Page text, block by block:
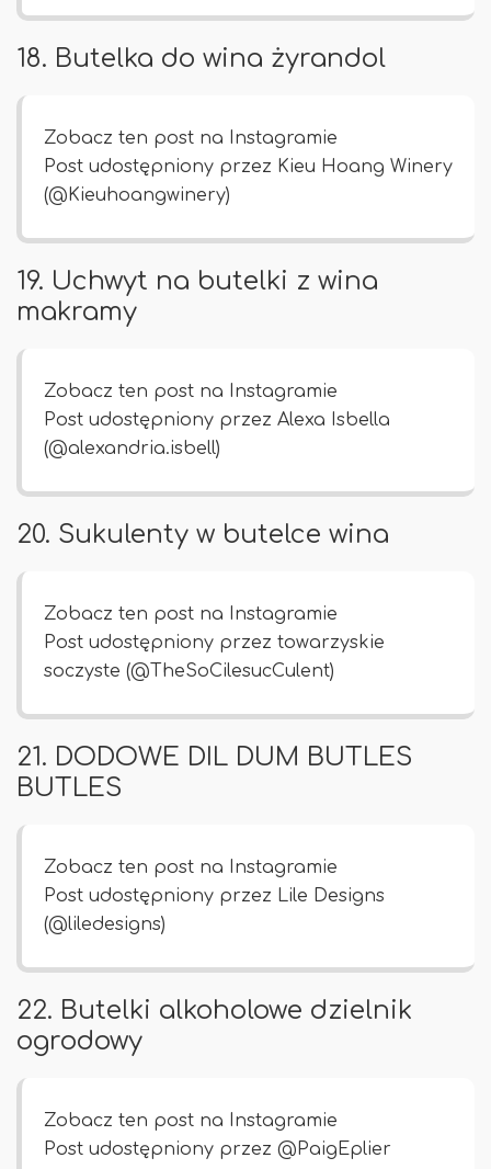
18. Butelka do wina żyrandol
Zobacz ten post na Instagramie
Post udostępniony przez Kieu Hoang Winery
(@Kieuhoangwinery)
19. Uchwyt na butelki z wina
makramy
Zobacz ten post na Instagramie
Post udostępniony przez Alexa Isbella
(@alexandria.isbell)
20. Sukulenty w butelce wina
Zobacz ten post na Instagramie
Post udostępniony przez towarzyskie
soczyste (@TheSoCilesucCulent)
21. DODOWE DIL DUM BUTLES
BUTLES
Zobacz ten post na Instagramie
Post udostępniony przez Lile Designs
(@liledesigns)
22. Butelki alkoholowe dzielnik
ogrodowy
Zobacz ten post na Instagramie
Post udostępniony przez @PaigEplier